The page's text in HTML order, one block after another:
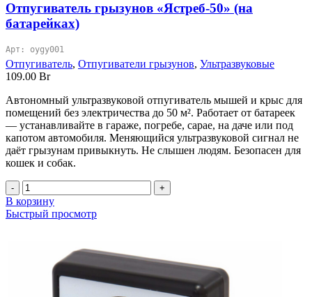
Отпугиватель грызунов «Ястреб-50» (на
батарейках)
Арт: oygy001
Отпугиватель, Отпугиватели грызунов, Ультразвуковые
109.00 Br
Автономный ультразвуковой отпугиватель мышей и крыс для
помещений без электричества до 50 м². Работает от батареек
— устанавливайте в гараже, погребе, сарае, на даче или под
капотом автомобиля. Меняющийся ультразвуковой сигнал не
даёт грызунам привыкнуть. Не слышен людям. Безопасен для
кошек и собак.
Количество
товара
Отпугиватель
грызунов
батарейках)
В корзину
Быстрый просмотр